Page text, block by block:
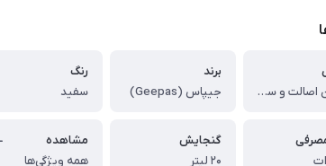
تضمین اصالت و سلامت کالا (اورجینال)
برند
جیپاس (Geepas)
رنگ
سفید
گنجایش
۲۰ لیتر
مشاهده
همه ویژگی‌ها